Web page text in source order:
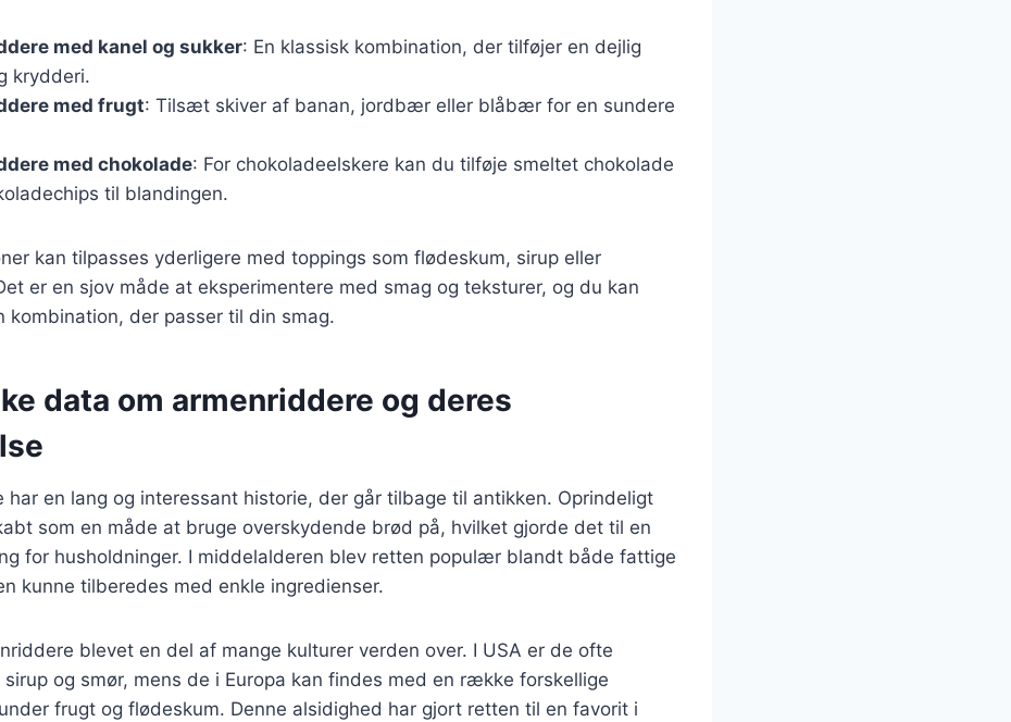
med kanel og sukker: En klassisk kombination, der tilføjer en dejlig
krydderi.
med frugt: Tilsæt skiver af banan, jordbær eller blåbær for en sundere
med chokolade: For chokoladeelskere kan du tilføje smeltet chokolade
til blandingen.
kan tilpasses yderligere med toppings som flødeskum, sirup eller
er en sjov måde at eksperimentere med smag og teksturer, og du kan
kombination, der passer til din smag.
data om armenriddere og deres
har en lang og interessant historie, der går tilbage til antikken. Oprindeligt
som en måde at bruge overskydende brød på, hvilket gjorde det til en
for husholdninger. I middelalderen blev retten populær blandt både fattige
kunne tilberedes med enkle ingredienser.
blevet en del af mange kulturer verden over. I USA er de ofte
og smør, mens de i Europa kan findes med en række forskellige
frugt og flødeskum. Denne alsidighed har gjort retten til en favorit i